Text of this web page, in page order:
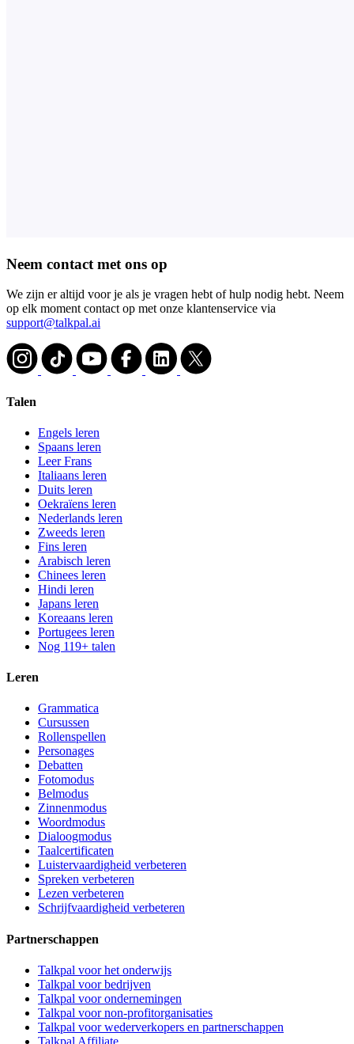
Neem contact met ons op
We zijn er altijd voor je als je vragen hebt of hulp nodig hebt. Neem
op elk moment contact op met onze klantenservice via
support@talkpal.ai
Talen
Engels leren
Spaans leren
Leer Frans
Italiaans leren
Duits leren
Oekraïens leren
Nederlands leren
Zweeds leren
Fins leren
Arabisch leren
Chinees leren
Hindi leren
Japans leren
Koreaans leren
Portugees leren
Nog 119+ talen
Leren
Grammatica
Cursussen
Rollenspellen
Personages
Debatten
Fotomodus
Belmodus
Zinnenmodus
Woordmodus
Dialoogmodus
Taalcertificaten
Luistervaardigheid verbeteren
Spreken verbeteren
Lezen verbeteren
Schrijfvaardigheid verbeteren
Partnerschappen
Talkpal voor het onderwijs
Talkpal voor bedrijven
Talkpal voor ondernemingen
Talkpal voor non-profitorganisaties
Talkpal voor wederverkopers en partnerschappen
Talkpal Affiliate